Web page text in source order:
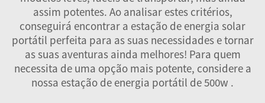
assim potentes. Ao analisar estes critérios,
conseguirá encontrar a estação de energia solar
portátil perfeita para as suas necessidades e tornar
as suas aventuras ainda melhores! Para quem
necessita de uma opção mais potente, considere a
nossa estação de energia portátil de 500w .